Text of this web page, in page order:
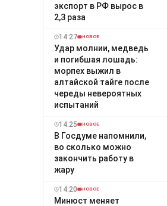
экспорт в РФ вырос в
2,3 раза
14:27 НОВОЕ
Удар молнии, медведь
и погибшая лошадь:
морпех выжил в
алтайской тайге после
череды невероятных
испытаний
14:25 НОВОЕ
В Госдуме напомнили,
во сколько можно
закончить работу в
жару
14:20 НОВОЕ
Минюст меняет